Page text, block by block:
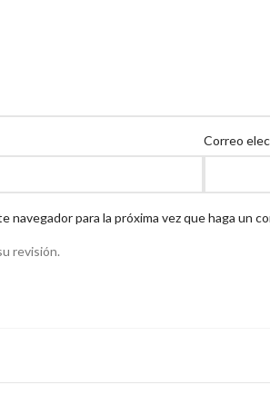
Correo
para la próxima vez que haga un
revisión.